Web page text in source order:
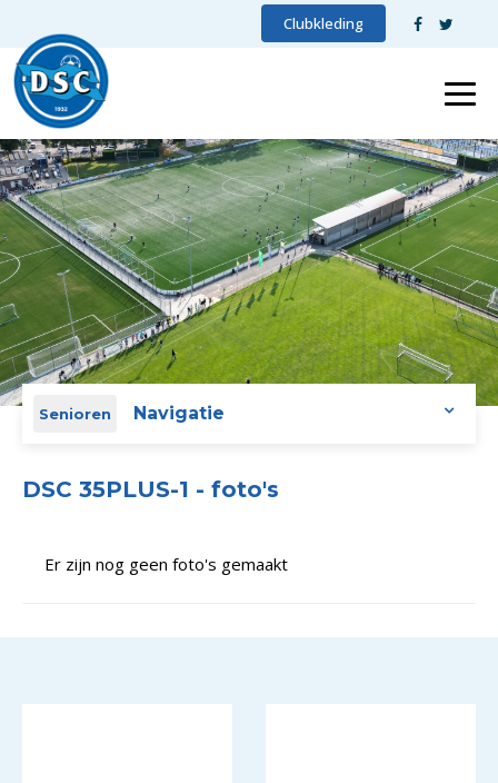
Clubkleding
Senioren Navigatie
DSC 35PLUS-1 - foto's
Er zijn nog geen foto's gemaakt